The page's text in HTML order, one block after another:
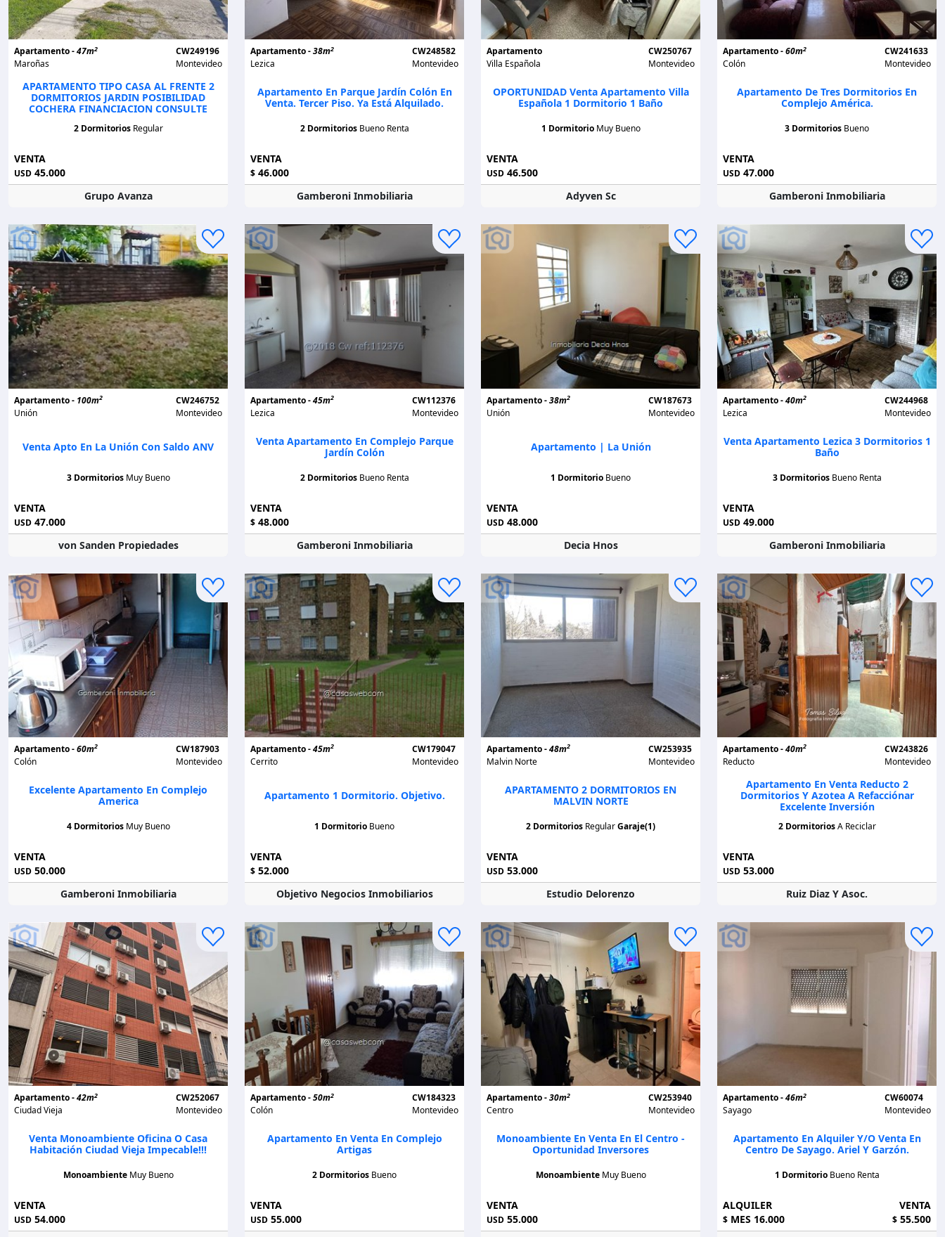
Apartamento -47m2
Maroñas
CW249196
Montevideo
APARTAMENTO TIPO CASA AL FRENTE 2
DORMITORIOS JARDIN POSIBILIDAD
COCHERA FINANCIACION CONSULTE
2 Dormitorios Regular
VENTA
USD 45.000
Grupo Avanza
Apartamento -38m2
Lezica
CW248582
Montevideo
Apartamento En Parque Jardín Colón En
Venta. Tercer Piso. Ya Está Alquilado.
2 Dormitorios Bueno Renta
VENTA
$ 46.000
Gamberoni Inmobiliaria
Apartamento
Villa Española
CW250767
Montevideo
OPORTUNIDAD Venta Apartamento Villa
Española 1 Dormitorio 1 Baño
1 Dormitorio Muy Bueno
VENTA
USD 46.500
Adyven Sc
Apartamento -60m2
Colón
CW241633
Montevideo
Apartamento De Tres Dormitorios En
Complejo América.
3 Dormitorios Bueno
VENTA
USD 47.000
Gamberoni Inmobiliaria
Apartamento - 100m2
Unión
CW246752
Montevideo
Venta Apto En La Unión Con Saldo ANV
3 Dormitorios Muy Bueno
VENTA
USD 47.000
von Sanden Propiedades
Apartamento -45m2
Lezica
CW112376
Montevideo
Venta Apartamento En Complejo Parque
Jardín Colón
2 Dormitorios Bueno Renta
VENTA
$ 48.000
Gamberoni Inmobiliaria
Apartamento -38m2
Unión
CW187673
Montevideo
Apartamento | La Unión
1 Dormitorio Bueno
VENTA
USD 48.000
Decia Hnos
Apartamento -40m2
Lezica
CW244968
Montevideo
Venta Apartamento Lezica 3 Dormitorios 1
Baño
3 Dormitorios Bueno Renta
VENTA
USD 49.000
Gamberoni Inmobiliaria
Apartamento -60m2
Colón
CW187903
Montevideo
Excelente Apartamento En Complejo
America
4 Dormitorios Muy Bueno
VENTA
USD 50.000
Gamberoni Inmobiliaria
Apartamento -45m2
Cerrito
CW179047
Montevideo
Apartamento 1 Dormitorio. Objetivo.
1 Dormitorio Bueno
VENTA
$ 52.000
Objetivo Negocios Inmobiliarios
Apartamento -48m2
Malvin Norte
CW253935
Montevideo
APARTAMENTO 2 DORMITORIOS EN
MALVIN NORTE
2 Dormitorios RegularGaraje(1)
VENTA
USD 53.000
Estudio Delorenzo
Apartamento -40m2
Reducto
CW243826
Montevideo
Apartamento En Venta Reducto 2
Dormitorios Y Azotea A Refacciónar
Excelente Inversión
2 DormitoriosA Reciclar
VENTA
USD 53.000
Ruiz Diaz Y Asoc.
Apartamento -42m2
Ciudad Vieja
CW252067
Montevideo
Venta Monoambiente Oficina O Casa
Habitación Ciudad Vieja Impecable!!!
Monoambiente Muy Bueno
VENTA
USD 54.000
Apartamento -50m2
Colón
CW184323
Montevideo
Apartamento En Venta En Complejo
Artigas
2 Dormitorios Bueno
VENTA
USD 55.000
Apartamento -30m2
Centro
CW253940
Montevideo
Monoambiente En Venta En El Centro -
Oportunidad Inversores
Monoambiente Muy Bueno
VENTA
USD 55.000
Apartamento -46m2
Sayago
CW60074
Montevideo
Apartamento En Alquiler Y/o Venta En
Centro De Sayago. Ariel Y Garzón.
1 Dormitorio Bueno Renta
ALQUILER
$ MES 16.000
VENTA
$ 55.500